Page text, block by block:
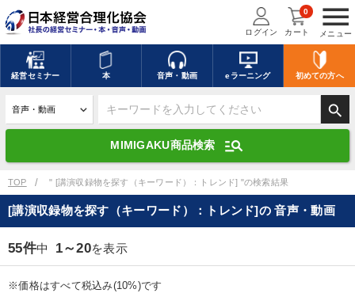
menu
メニュー
ログイン カート
0
経営セミナー 本 音声・動画 eラーニング 初めての方へ
search
MIMIGAKU商品検索 manage_search
キーワードを入力して探す
デジタル版対応のみ検索結果に表示する
search 上記の条件で検索
mic 講演収録物を探す
全国経営者セミナー講演収録物（全1315タイトル）からお探しいただけ
ます
TOP " [講演収録物を探す（キーワード）：トレンド] "の検索結果
[講演収録物を探す（キーワード）：トレンド]の 音声・動画
55件中 1～20を表示
※価格はすべて税込み(10%)です